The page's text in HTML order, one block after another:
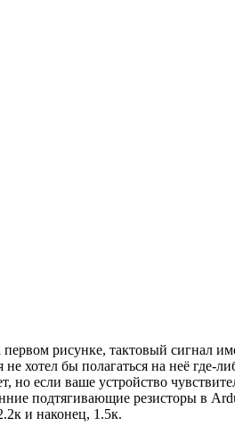
рисунке, тактовый сигнал
хотел бы полагаться на неё где-
но если ваше устройство
подтягивающие резисторы в
и наконец, 1.5к.